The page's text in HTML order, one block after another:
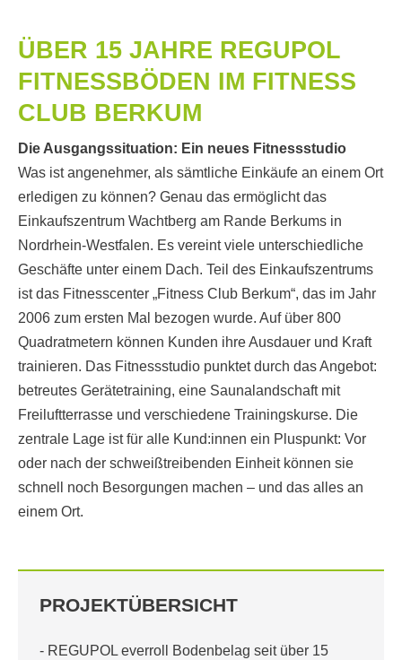
ÜBER 15 JAHRE REGUPOL
FITNESSBÖDEN IM FITNESS
CLUB BERKUM
Die Ausgangssituation: Ein neues Fitnessstudio
Was ist angenehmer, als sämtliche Einkäufe an einem Ort
erledigen zu können? Genau das ermöglicht das
Einkaufszentrum Wachtberg am Rande Berkums in
Nordrhein-Westfalen. Es vereint viele unterschiedliche
Geschäfte unter einem Dach. Teil des Einkaufszentrums
ist das Fitnesscenter „Fitness Club Berkum“, das im Jahr
2006 zum ersten Mal bezogen wurde. Auf über 800
Quadratmetern können Kunden ihre Ausdauer und Kraft
trainieren. Das Fitnessstudio punktet durch das Angebot:
betreutes Gerätetraining, eine Saunalandschaft mit
Freiluftterrasse und verschiedene Trainingskurse. Die
zentrale Lage ist für alle Kund:innen ein Pluspunkt: Vor
oder nach der schweißtreibenden Einheit können sie
schnell noch Besorgungen machen – und das alles an
einem Ort.
PROJEKTÜBERSICHT
- REGUPOL everroll Bodenbelag seit über 15